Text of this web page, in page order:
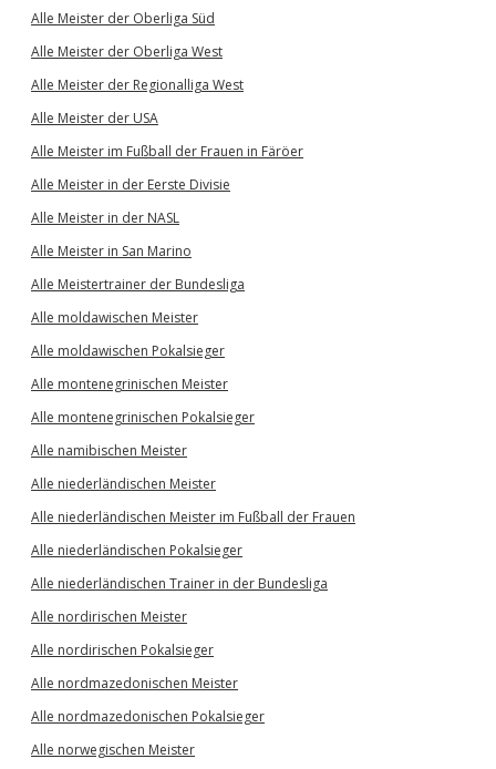
Alle Meister der Oberliga Süd
Alle Meister der Oberliga West
Alle Meister der Regionalliga West
Alle Meister der USA
Alle Meister im Fußball der Frauen in Färöer
Alle Meister in der Eerste Divisie
Alle Meister in der NASL
Alle Meister in San Marino
Alle Meistertrainer der Bundesliga
Alle moldawischen Meister
Alle moldawischen Pokalsieger
Alle montenegrinischen Meister
Alle montenegrinischen Pokalsieger
Alle namibischen Meister
Alle niederländischen Meister
Alle niederländischen Meister im Fußball der Frauen
Alle niederländischen Pokalsieger
Alle niederländischen Trainer in der Bundesliga
Alle nordirischen Meister
Alle nordirischen Pokalsieger
Alle nordmazedonischen Meister
Alle nordmazedonischen Pokalsieger
Alle norwegischen Meister